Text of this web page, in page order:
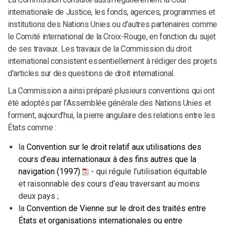
internationale de Justice, les fonds, agences, programmes et
institutions des Nations Unies ou d’autres partenaires comme
le Comité international de la Croix-Rouge, en fonction du sujet
de ses travaux. Les travaux de la Commission du droit
international consistent essentiellement à rédiger des projets
d'articles sur des questions de droit international.
La Commission a ainsi préparé plusieurs conventions qui ont
été adoptés par l’Assemblée générale des Nations Unies et
forment, aujourd’hui, la pierre angulaire des relations entre les
États comme :
la Convention sur le droit relatif aux utilisations des
cours d’eau internationaux à des fins autres que la
navigation (1997)
- qui régule l’utilisation équitable
et raisonnable des cours d’eau traversant au moins
deux pays ;
la Convention de Vienne sur le droit des traités entre
États et organisations internationales ou entre